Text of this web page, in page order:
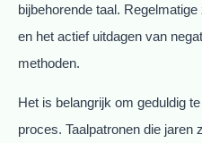
bijbehorende taal.
en het actief uitdagen van
methoden.
Het is belangrijk om geduldig
proces. Taalpatronen die jaren